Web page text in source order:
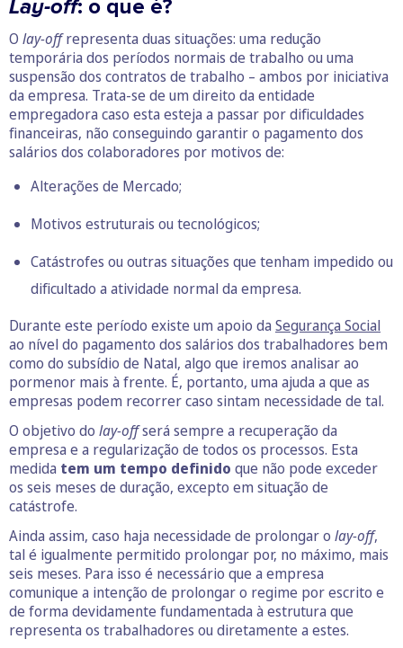
Lay-off: o que é?
O lay-offrepresenta duas situações: uma redução
temporária dos períodos normais de trabalho ou uma
suspensão dos contratos de trabalho – ambos por iniciativa
da empresa. Trata-se de um direito da entidade
empregadora caso esta esteja a passar por dificuldades
financeiras, não conseguindo garantir o pagamento dos
salários dos colaboradores por motivos de:
Alterações de Mercado;
Motivos estruturais ou tecnológicos;
Catástrofes ou outras situações que tenham impedido ou
dificultado a atividade normal da empresa.
Durante este período existe um apoio da Segurança Social
ao nível do pagamento dos salários dos trabalhadores bem
como do subsídio de Natal, algo que iremos analisar ao
pormenor mais à frente. É, portanto, uma ajuda a que as
empresas podem recorrer caso sintam necessidade de tal.
O objetivo do lay-offserá sempre a recuperação da
empresa e a regularização de todos os processos. Esta
medida tem um tempo definido que não pode exceder
os seis meses de duração, excepto em situação de
catástrofe.
Ainda assim, caso haja necessidade de prolongar o lay-off,
tal é igualmente permitido prolongar por, no máximo, mais
seis meses. Para isso é necessário que a empresa
comunique a intenção de prolongar o regime por escrito e
de forma devidamente fundamentada à estrutura que
representa os trabalhadores ou diretamente a estes.